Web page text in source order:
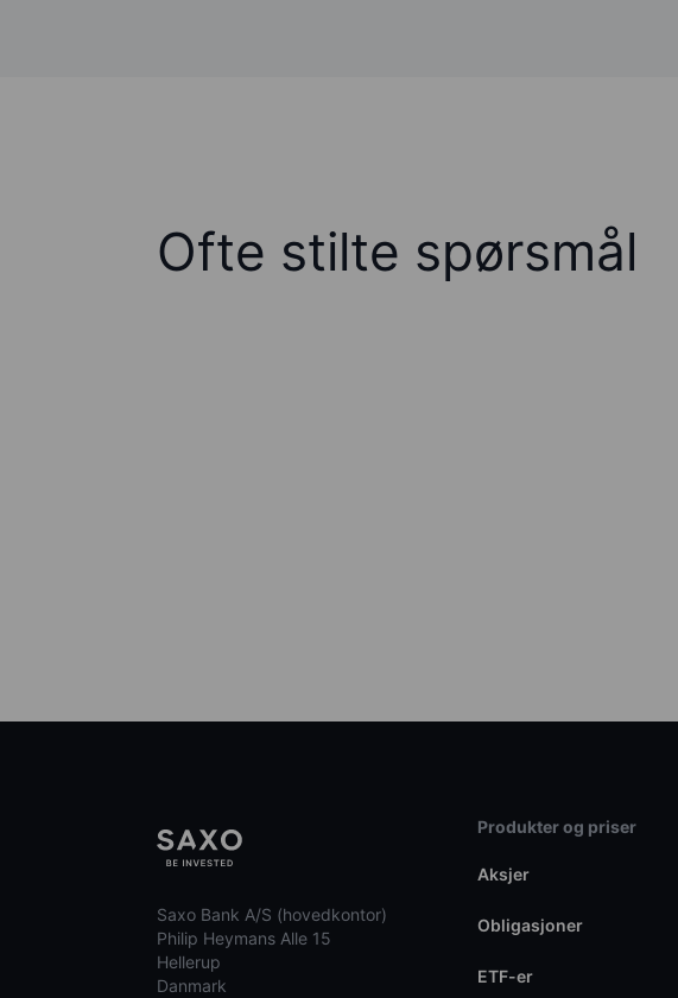
Ofte stilte spørsmål
Saxo Bank A/S (hovedkontor)
Philip Heymans Alle 15
Hellerup
Danmark
Produkter og priser
Aksjer
Obligasjoner
ETF-er